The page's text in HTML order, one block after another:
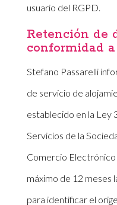
usuario del RGPD.
Retención de
conformidad
Stefano Passarelli
de servicio de
establecido en la Ley
Servicios de la
Comercio
máximo de 12 meses
para identificar el